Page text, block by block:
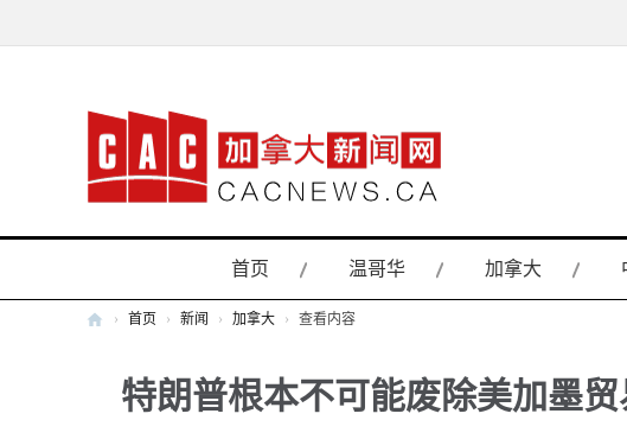
首页 温哥华 加拿大
› 首页 › 新闻 › 加拿大 › 查看内容
特朗普根本不可能废除美加墨